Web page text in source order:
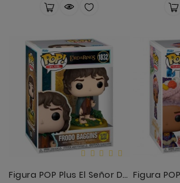
Figura POP Plus El Señor De Los Anillos Frodo Bagg